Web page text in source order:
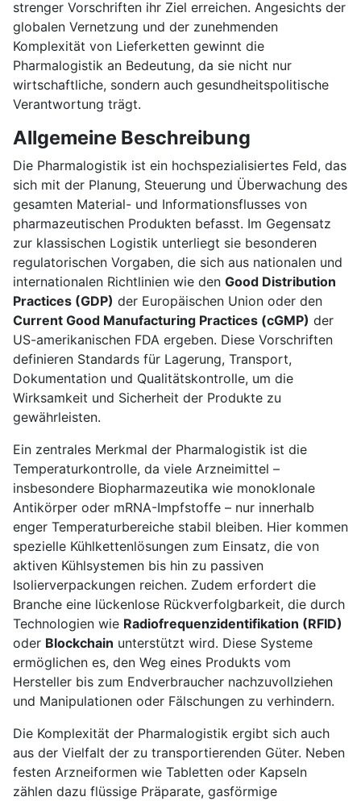
strenger Vorschriften ihr Ziel erreichen. Angesichts der
globalen Vernetzung und der zunehmenden
Komplexität von Lieferketten gewinnt die
Pharmalogistik an Bedeutung, da sie nicht nur
wirtschaftliche, sondern auch gesundheitspolitische
Verantwortung trägt.
Allgemeine Beschreibung
Die Pharmalogistik ist ein hochspezialisiertes Feld, das
sich mit der Planung, Steuerung und Überwachung des
gesamten Material- und Informationsflusses von
pharmazeutischen Produkten befasst. Im Gegensatz
zur klassischen Logistik unterliegt sie besonderen
regulatorischen Vorgaben, die sich aus nationalen und
internationalen Richtlinien wie den Good Distribution
Practices (GDP) der Europäischen Union oder den
Current Good Manufacturing Practices (cGMP) der
US-amerikanischen FDA ergeben. Diese Vorschriften
definieren Standards für Lagerung, Transport,
Dokumentation und Qualitätskontrolle, um die
Wirksamkeit und Sicherheit der Produkte zu
gewährleisten.
Ein zentrales Merkmal der Pharmalogistik ist die
Temperaturkontrolle, da viele Arzneimittel –
insbesondere Biopharmazeutika wie monoklonale
Antikörper oder mRNA-Impfstoffe – nur innerhalb
enger Temperaturbereiche stabil bleiben. Hier kommen
spezielle Kühlkettenlösungen zum Einsatz, die von
aktiven Kühlsystemen bis hin zu passiven
Isolierverpackungen reichen. Zudem erfordert die
Branche eine lückenlose Rückverfolgbarkeit, die durch
Technologien wie Radiofrequenzidentifikation (RFID)
oder Blockchain unterstützt wird. Diese Systeme
ermöglichen es, den Weg eines Produkts vom
Hersteller bis zum Endverbraucher nachzuvollziehen
und Manipulationen oder Fälschungen zu verhindern.
Die Komplexität der Pharmalogistik ergibt sich auch
aus der Vielfalt der zu transportierenden Güter. Neben
festen Arzneiformen wie Tabletten oder Kapseln
zählen dazu flüssige Präparate, gasförmige